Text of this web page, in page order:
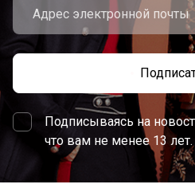
Подписываясь на
что вам не менее 13 лет.